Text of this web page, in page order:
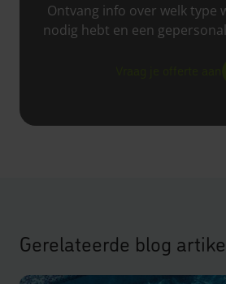
Ontvang info over welk type
nodig hebt en een
Gerelateerde blog